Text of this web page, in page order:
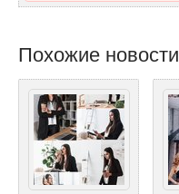
Похожие новости